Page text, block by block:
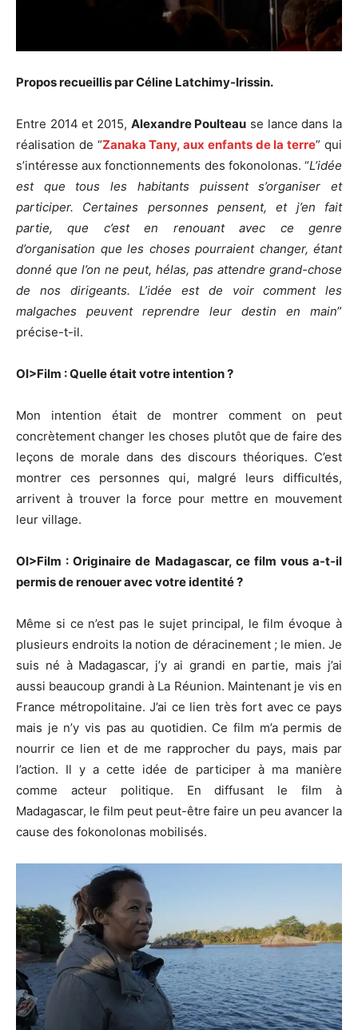
Propos recueillis par Céline Latchimy-Irissin.
Entre 2014 et 2015, Alexandre Poulteau se lance dans la
réalisation de “Zanaka Tany, aux enfants de la terre” qui
s’intéresse aux fonctionnements des fokonolonas. “L’idée
est que tous les habitants puissent s’organiser et
participer. Certaines personnes pensent, et j’en fait
partie, que c’est en renouant avec ce genre
d’organisation que les choses pourraient changer, étant
donné que l’on ne peut, hélas, pas attendre grand-chose
de nos dirigeants. L’idée est de voir comment les
malgaches peuvent reprendre leur destin en main”
précise-t-il.
OI>Film : Quelle était votre intention ?
Mon intention était de montrer comment on peut
concrètement changer les choses plutôt que de faire des
leçons de morale dans des discours théoriques. C’est
montrer ces personnes qui, malgré leurs difficultés,
arrivent à trouver la force pour mettre en mouvement
leur village.
OI>Film : Originaire de Madagascar, ce film vous a-t-il
permis de renouer avec votre identité ?
Même si ce n’est pas le sujet principal, le film évoque à
plusieurs endroits la notion de déracinement ; le mien. Je
suis né à Madagascar, j’y ai grandi en partie, mais j’ai
aussi beaucoup grandi à La Réunion. Maintenant je vis en
France métropolitaine. J’ai ce lien très fort avec ce pays
mais je n’y vis pas au quotidien. Ce film m’a permis de
nourrir ce lien et de me rapprocher du pays, mais par
l’action. Il y a cette idée de participer à ma manière
comme acteur politique. En diffusant le film à
Madagascar, le film peut peut-être faire un peu avancer la
cause des fokonolonas mobilisés.